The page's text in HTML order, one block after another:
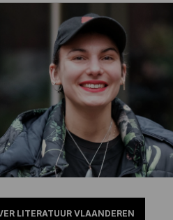
LITERATUUR VLAANDEREN